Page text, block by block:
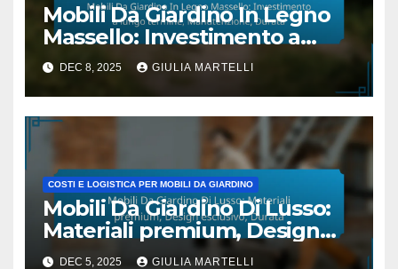
Mobili Da Giardino In Legno
Massello: Investimento a
lungo termine,
Manutenzione, Durata
DEC 8, 2025 GIULIA MARTELLI
COSTI E LOGISTICA PER MOBILI DA GIARDINO
Mobili Da Giardino Di Lusso:
Materiali premium, Design
esclusivo, Durata
DEC 5, 2025 GIULIA MARTELLI